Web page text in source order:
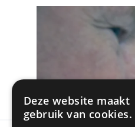
Deze website maakt
gebruik van cookies.